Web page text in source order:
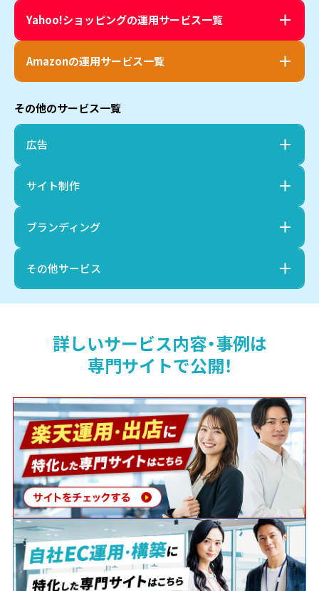
Yahoo!ショッピングの運用サービス一覧
Amazonの運用サービス一覧
その他のサービス一覧
広告
サイト制作
ブランディング
その他サービス
詳しいサービス内容・事例は
専門サイトで公開！